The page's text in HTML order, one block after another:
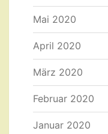
Mai 2020
April 2020
März 2020
Februar 2020
Januar 2020